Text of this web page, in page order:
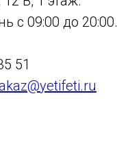
с 09:00 до 20:00.
51